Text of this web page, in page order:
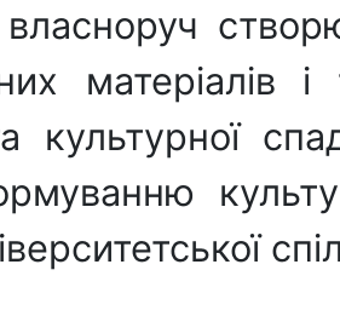
матеріалів
культурної